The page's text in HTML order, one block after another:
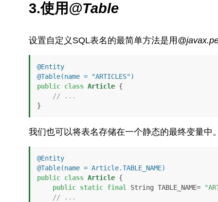
3.使用 @Table
设置自定义SQL表名的最简单方法是用 @
@Entity
@Table(name = "ARTICLES")
public class Article {
// ...
}
我们也可以将表名存储在一个静态的最终变量中
@Entity
@Table(name = Article.TABLE_NAME)
public class Article {
public static final String TABLE_NAME=
// ...